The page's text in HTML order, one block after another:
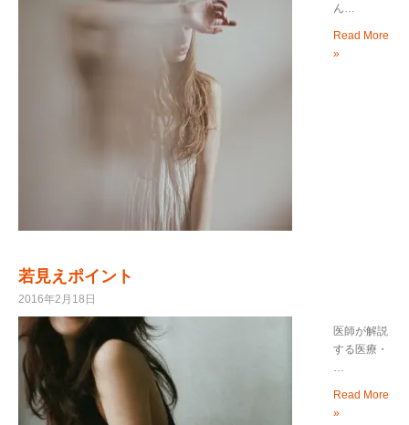
ん…
Read More
»
若見えポイント
2016年2月18日
医師が解説
する医療・
Read More
»